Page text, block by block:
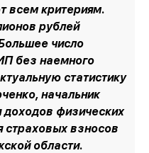
всем критериям.
рублей
число
без наемного
статистику
, начальник
доходов физических
страховых взносов
области.